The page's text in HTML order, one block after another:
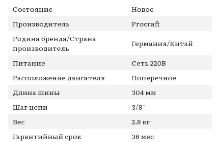
Состояние
Новое
Производитель
Procraft
Родина бренда/Страна
производитель
Германия/Китай
Питание
Сеть 220В
Расположение двигателя
Поперечное
Длина шины
304 мм
Шаг цепи
3/8"
Вес
2.8 кг
Гарантийный срок
36 мес